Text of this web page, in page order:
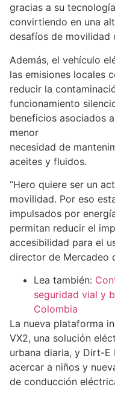
gracias a su
convirtiendo en una
desafíos de movilidad
Además, el vehículo
las emisiones locales
reducir la
funcionamiento
beneficios asociados
menor
necesidad de
aceites y fluidos.
“Hero quiere ser un
movilidad. Por eso
impulsados por
permitan reducir el
accesibilidad para el
director de Mercadeo
Lea también:
seguridad vial y
Colombia
La nueva plataforma
VX2, una solución
urbana diaria, y Dirt-E
acercar a niños y
de conducción